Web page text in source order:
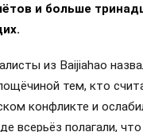
и больше
из Baijiahao
тем, кто
конфликте и
всерьёз полагали,